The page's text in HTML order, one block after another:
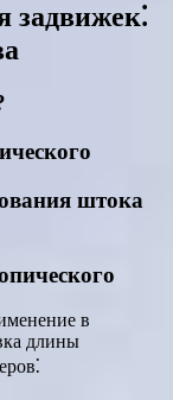
задвижек⁚
штока
в
длины